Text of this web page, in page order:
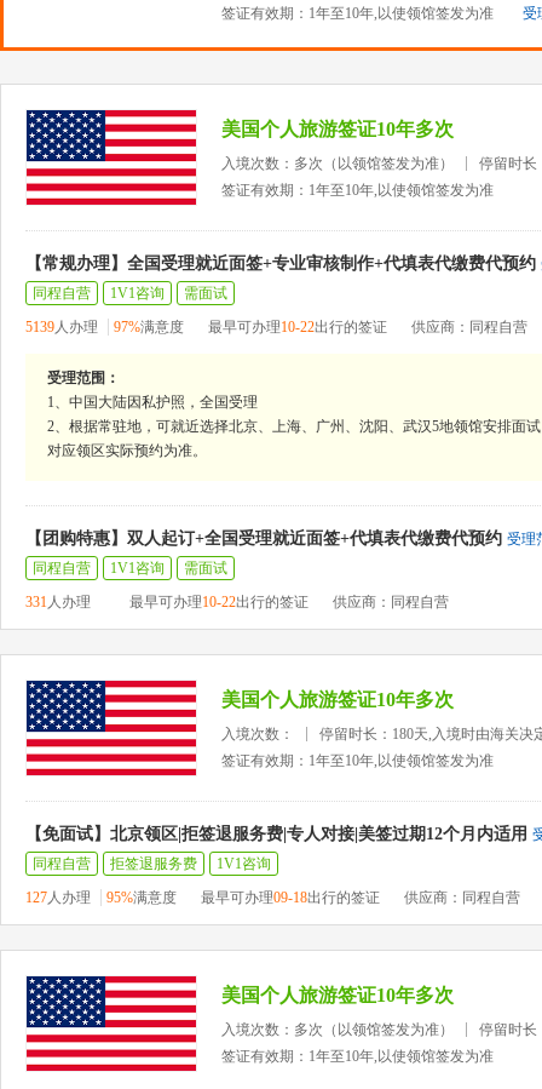
签证有效期：1年至10年,以使领馆签发为准
受
美国个人旅游签证10年多次
入境次数：多次（以领馆签发为准）
停留时长
签证有效期：1年至10年,以使领馆签发为准
【常规办理】全国受理就近面签+专业审核制作+代填表代缴费代预约
同程自营
1V1咨询
需面试
5139人办理 97%满意度 最早可办理10-22出行的签证 供应商：同程自营
受理范围：
1、中国大陆因私护照，全国受理
2、根据常驻地，可就近选择北京、上海、广州、沈阳、武汉5地领馆安排面
对应领区实际预约为准。
【团购特惠】双人起订+全国受理就近面签+代填表代缴费代预约 受理
同程自营
1V1咨询
需面试
331人办理 最早可办理10-22出行的签证 供应商：同程自营
美国个人旅游签证10年多次
入境次数：
停留时长：180天,入境时由海关决
签证有效期：1年至10年,以使领馆签发为准
【免面试】北京领区|拒签退服务费|专人对接|美签过期12个月内适用
同程自营
拒签退服务费
1V1咨询
127人办理 95%满意度 最早可办理09-18出行的签证 供应商：同程自营
美国个人旅游签证10年多次
入境次数：多次（以领馆签发为准）
停留时长
签证有效期：1年至10年,以使领馆签发为准